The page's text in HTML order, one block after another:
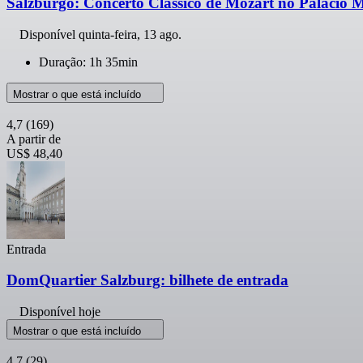
Disponível quinta-feira, 13 ago.
Duração: 1h 35min
Mostrar o que está incluído
4,7 (169)
A partir de
US$ 48,40
Entrada
DomQuartier Salzburg: bilhete de entrada
Disponível hoje
Mostrar o que está incluído